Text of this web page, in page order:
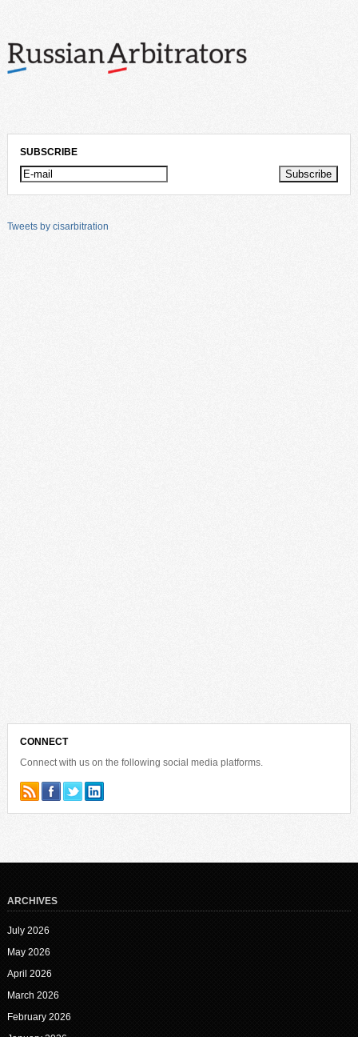
SUBSCRIBE
Tweets by cisarbitration
CONNECT
Connect with us on the following social media platforms.
ARCHIVES
July 2026
May 2026
April 2026
March 2026
February 2026